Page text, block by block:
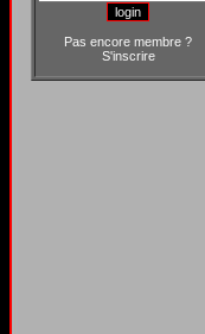
Pas encore membre ?
S'inscrire